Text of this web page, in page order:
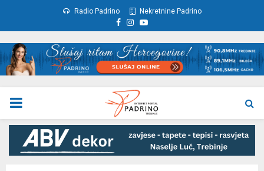
Radio Padrino Nekretnine Padrino
Facebook
Instagram
Youtube
PRIMARY
MENU